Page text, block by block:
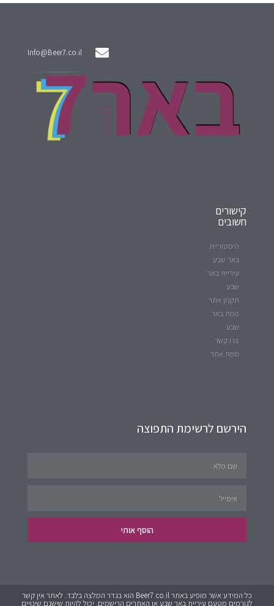
Info@Beer7.co.il
קישורים
חשובים
היסטוריית
באר שבע
עיריית באר
שבע
תקנון אתר
מפת באר
שבע
צרו קשר
מפת אתר
הירשם לרשימת התפוצה
הוסף אותי
כל המידע אשר מופיע באתר Beer7.co.il הוא בגדר המלצה בלבד. לאתר אין קשר
לגורמים מטעם עיריית באר שבע או האתרים הרישמים. יכול להיות שישנם שינויים